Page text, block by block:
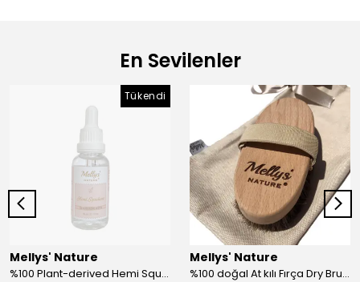
En Sevilenler
Tükendi
Mellys' Nature
%100 Plant-derived Hemi Squalane (Hemi Skualan)
Mellys' Nature
%100 doğal At kılı Fırça Dry Brushing